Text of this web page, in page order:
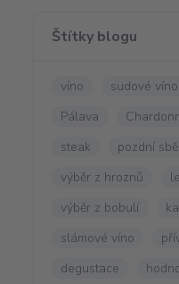
Štítky blogu
víno sudové víno
Pálava
steak
pozdní
výběr z hroznů
výběr z bobulí
slámové víno
degustace